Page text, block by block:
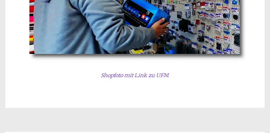
Shopfoto mit Link zu UFM